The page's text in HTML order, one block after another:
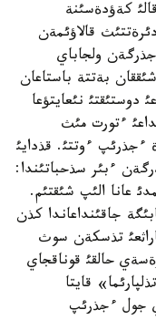
كةؤدةسئنة
قالاؤئمةن
جذرگةن ولجاباي
بةتتة باستاعان
دوستئقتئ نئعايتؤعا
ءتورت مئث
83 كذن ئشئندة ءجذرئپ ءوتتئ. قذدايئ
ءبئر سذحباتئندا:
عانا الئپ شئقتئم.
جاقئنداعاندا كذن
تذسكةن سوث
حالقئ قوناقجاي
«تذلپارئما» قايتا
توقتاماي جول ءجذرئپ